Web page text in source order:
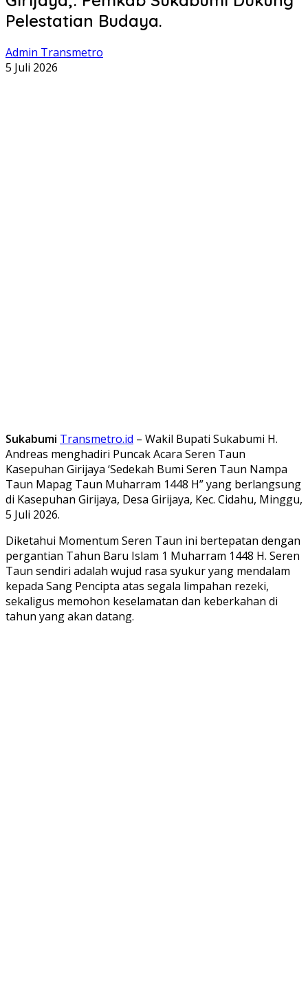
Pelestatian Budaya.
Admin Transmetro
5 Juli 2026
Sukabumi Transmetro.id – Wakil Bupati Sukabumi H.
Andreas menghadiri Puncak Acara Seren Taun
Kasepuhan Girijaya ‘Sedekah Bumi Seren Taun Nampa
Taun Mapag Taun Muharram 1448 H” yang berlangsung
di Kasepuhan Girijaya, Desa Girijaya, Kec. Cidahu, Minggu,
5 Juli 2026.
Diketahui Momentum Seren Taun ini bertepatan dengan
pergantian Tahun Baru Islam 1 Muharram 1448 H. Seren
Taun sendiri adalah wujud rasa syukur yang mendalam
kepada Sang Pencipta atas segala limpahan rezeki,
sekaligus memohon keselamatan dan keberkahan di
tahun yang akan datang.